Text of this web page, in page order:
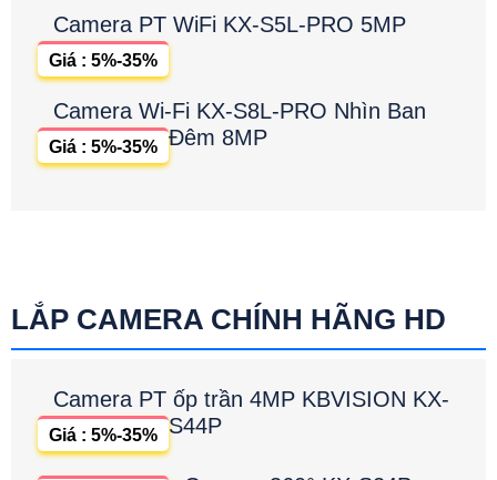
Camera PT WiFi KX-S5L-PRO 5MP
Giá : 5%-35%
Camera Wi-Fi KX-S8L-PRO Nhìn Ban
Đêm 8MP
Giá : 5%-35%
LẮP CAMERA CHÍNH HÃNG HD
Camera PT ốp trần 4MP KBVISION KX-
S44P
Giá : 5%-35%